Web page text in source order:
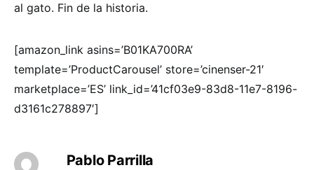
al gato. Fin de la historia.
[amazon_link asins=’B01KA700RA’
template=’ProductCarousel’ store=’cinenser-21′
marketplace=’ES’ link_id=’41cf03e9-83d8-11e7-8196-
d3161c278897′]
Pablo Parrilla